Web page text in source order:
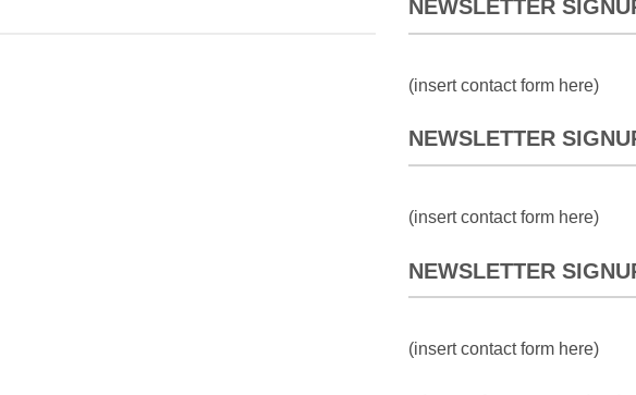
NEWSLETTER
(insert contact form here)
NEWSLETTER
(insert contact form here)
NEWSLETTER
(insert contact form here)